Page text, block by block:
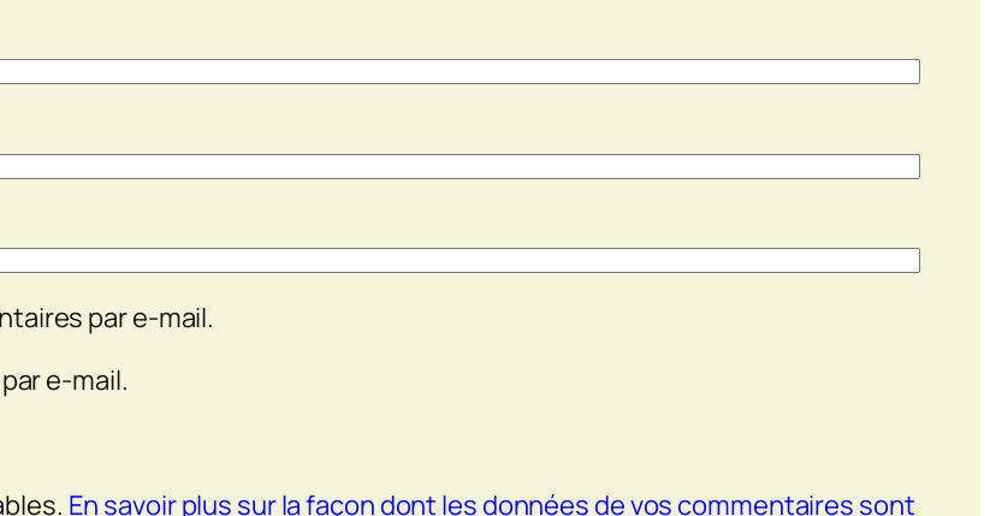
par e-mail.
e-mail.
En savoir plus sur la façon dont les données de vos commentaires sont